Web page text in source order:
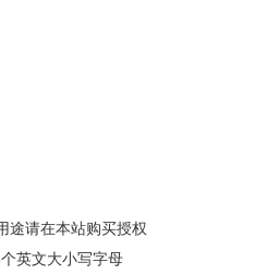
途请在本站购买授权
英文大小写字母